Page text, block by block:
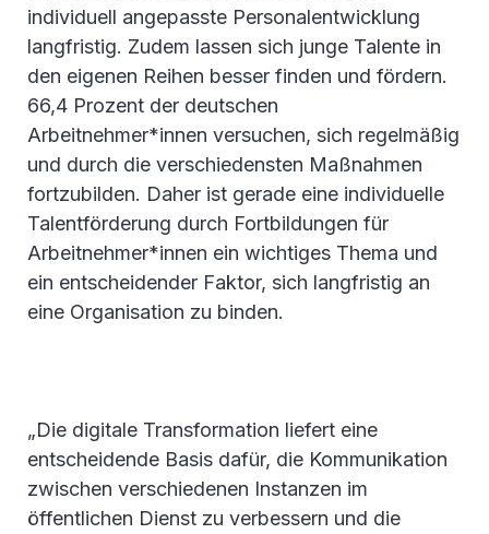
individuell angepasste Personalentwicklung
langfristig. Zudem lassen sich junge Talente in
den eigenen Reihen besser finden und fördern.
66,4 Prozent der deutschen
Arbeitnehmer*innen versuchen, sich regelmäßig
und durch die verschiedensten Maßnahmen
fortzubilden. Daher ist gerade eine individuelle
Talentförderung durch Fortbildungen für
Arbeitnehmer*innen ein wichtiges Thema und
ein entscheidender Faktor, sich langfristig an
eine Organisation zu binden.
„Die digitale Transformation liefert eine
entscheidende Basis dafür, die Kommunikation
zwischen verschiedenen Instanzen im
öffentlichen Dienst zu verbessern und die